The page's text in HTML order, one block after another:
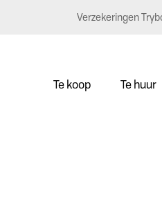
Verzekeringen
Te koop Te huur